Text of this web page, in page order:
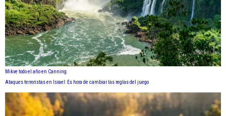
Mikve todo el año en Canning
Ataques terroristas en Israel: Es hora de cambiar las reglas del juego